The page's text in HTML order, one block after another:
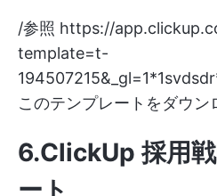
/参照 https://
template=t-
このテンプレートをダウ
6.ClickUp 採用